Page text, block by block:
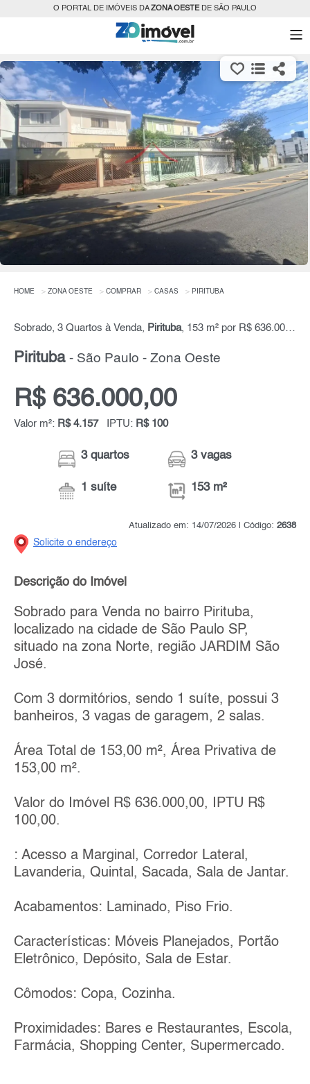
O PORTAL DE IMÓVEIS DAZONA OESTEDE SÃO PAULO
HOME ZONA OESTE COMPRAR CASAS PIRITUBA
Sobrado, 3 Quartos à Venda, Pirituba, 153 m² por R$ 636.000,00
Pirituba - São Paulo - Zona Oeste
R$ 636.000,00
Valor m²: R$ 4.157 IPTU: R$ 100
3 quartos
1 suíte
3 vagas
153 m²
Atualizado em: 14/07/2026 | Código: 2638
Solicite o endereço
Descrição do Imóvel
Sobrado para Venda no bairro Pirituba,
localizado na cidade de São Paulo SP,
situado na zona Norte, região JARDIM São
José.
Com 3 dormitórios, sendo 1 suíte, possui 3
banheiros, 3 vagas de garagem, 2 salas.
Área Total de 153,00 m², Área Privativa de
153,00 m².
Valor do Imóvel R$ 636.000,00, IPTU R$
100,00.
: Acesso a Marginal, Corredor Lateral,
Lavanderia, Quintal, Sacada, Sala de Jantar.
Acabamentos: Laminado, Piso Frio.
Características: Móveis Planejados, Portão
Eletrônico, Depósito, Sala de Estar.
Cômodos: Copa, Cozinha.
Proximidades: Bares e Restaurantes, Escola,
Farmácia, Shopping Center, Supermercado.